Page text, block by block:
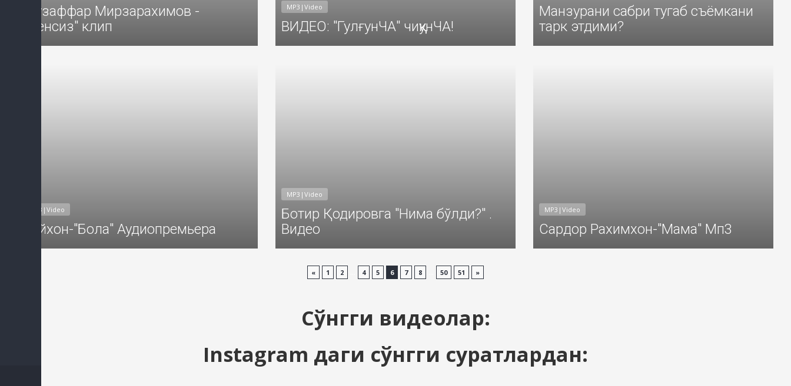
Музаффар Мирзарахимов -
"Сенсиз" клип
MP3|Video
ВИДЕО: "ГулғунЧА" чиққунЧА!
Манзурани сабри тугаб съёмкани
тарк этдими?
MP3|Video
Райхон-"Бола" Аудиопремьера
MP3|Video
Ботир Қодировга "Нима бўлди?" .
Видео
MP3|Video
Сардор Рахимхон-"Мама" Мп3
« 1 2 4 5 6 7 8 50 51 »
Сўнгги видеолар:
Instagram даги сўнгги суратлардан: